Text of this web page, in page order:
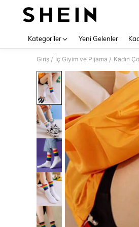
Kategoriler Yeni Gelenler
Giriş / İç Giyim ve Pijama / Kadın